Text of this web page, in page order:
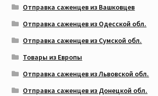
Отправка саженцев из Вашковцев
Отправка саженцев из Одесской обл.
Отправка саженцев из Сумской обл.
Товары из Европы
Отправка саженцев из Львовской обл.
Отправка саженцев из Донецкой обл.